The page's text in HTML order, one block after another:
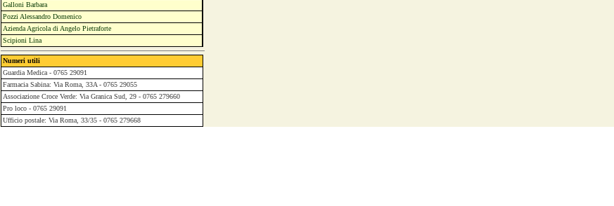
Galloni Barbara
Pozzi Alessandro Domenico
Azienda Agricola di Angelo Pietraforte
Scipioni Lina
Numeri utili
Guardia Medica - 0765 29091
Farmacia Sabina: Via Roma, 33A - 0765 29055
Associazione Croce Verde: Via Granica Sud, 29 - 0765 279660
Pro loco - 0765 29091
Ufficio postale: Via Roma, 33/35 - 0765 279668